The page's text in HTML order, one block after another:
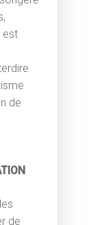
est
de
de
scolaire
sportif
collectives
tarifs
déontologique
Antalgie®
REIKI USUI